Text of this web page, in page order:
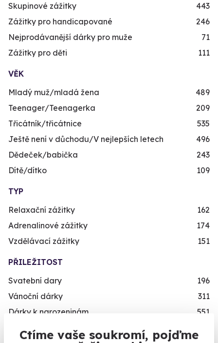
Ctíme vaše soukromí, pojďme
Skupinové zážitky
443
Zážitky pro handicapované
246
Nejprodávanější dárky pro muže
71
Zážitky pro děti
111
VĚK
Mladý muž/mladá žena
489
Teenager/Teenagerka
209
Třicátník/třicátnice
535
Ještě není v důchodu/V nejlepších letech
496
Dědeček/babička
243
Dítě/dítko
109
TYP
Relaxační zážitky
162
Adrenalinové zážitky
174
Vzdělávací zážitky
151
PŘILEŽITOST
Svatební dary
196
Vánoční dárky
311
Dárky k narozeninám
551
Dárky k výročí